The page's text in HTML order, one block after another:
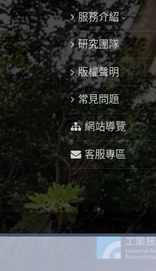
服務介紹
研究團隊
版權聲明
常見問題
網站導覽
客服專區